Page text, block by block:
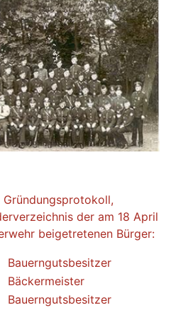
der am 18 April
beigetretenen Bürger:
Bauerngutsbesitzer
Bäckermeister
Bauerngutsbesitzer